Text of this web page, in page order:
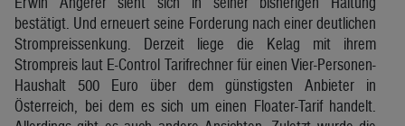
bestätigt. Und erneuert seine Forderung nach einer deutlichen
Strompreissenkung. Derzeit liege die Kelag mit ihrem
Strompreis laut E-Control Tarifrechner für einen Vier-Personen-
Haushalt 500 Euro über dem günstigsten Anbieter in
Österreich, bei dem es sich um einen Floater-Tarif handelt.